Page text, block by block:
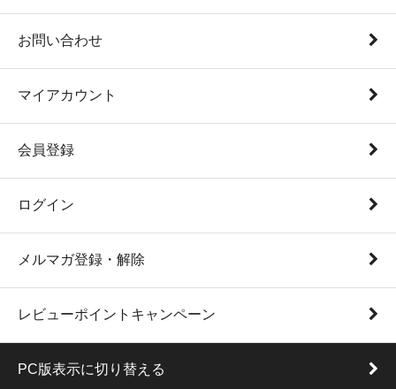
お問い合わせ
マイアカウント
会員登録
ログイン
メルマガ登録・解除
レビューポイントキャンペーン
PC版表示に切り替える